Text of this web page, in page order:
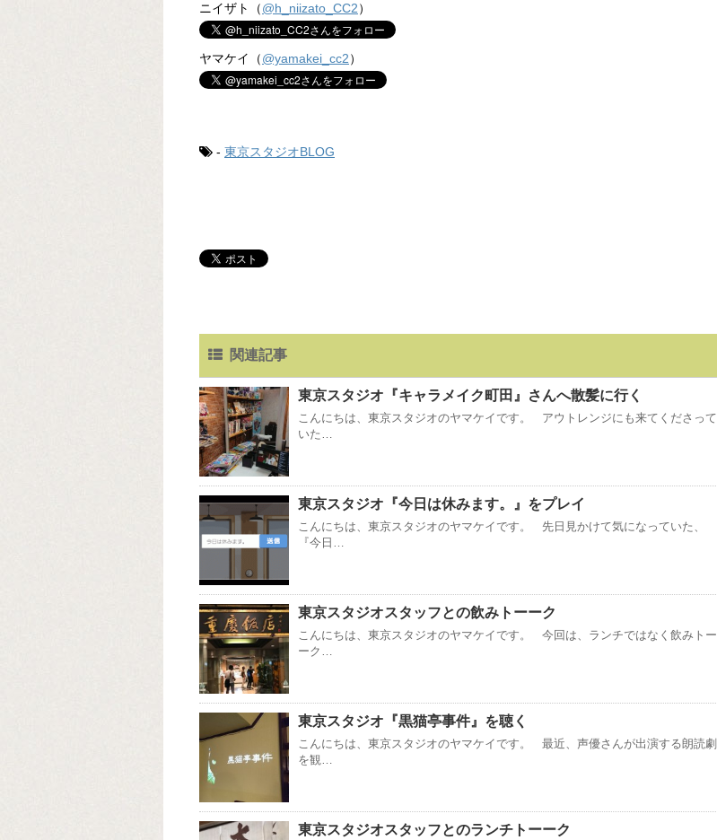
ニイザト（@h_niizato_CC2）
ヤマケイ（@yamakei_cc2）
- 東京スタジオBLOG
関連記事
東京スタジオ『キャラメイク町田』さんへ散髪に行く
こんにちは、東京スタジオのヤマケイです。 アウトレンジにも来てくださって
いた…
東京スタジオ『今日は休みます。』をプレイ
こんにちは、東京スタジオのヤマケイです。 先日見かけて気になっていた、
『今日…
東京スタジオスタッフとの飲みトーーク
こんにちは、東京スタジオのヤマケイです。 今回は、ランチではなく飲みトー
ーク…
東京スタジオ『黒猫亭事件』を聴く
こんにちは、東京スタジオのヤマケイです。 最近、声優さんが出演する朗読劇
を観…
東京スタジオスタッフとのランチトーーク